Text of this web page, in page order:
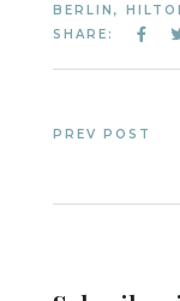
BERLIN ,
SHARE:
PREV POST